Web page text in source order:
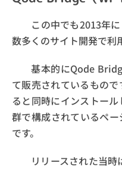
この中でも2013年
数多くのサイト開発で利
基本的にQode
て販売されているもの
ると同時にインストー
群で構成されているペ
です。
リリースされた当時